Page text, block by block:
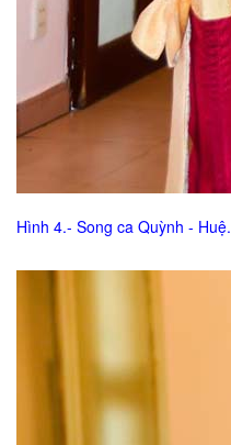
Hình 4.- Song ca Quỳnh - Huệ.